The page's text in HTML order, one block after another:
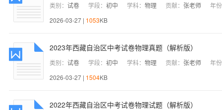
类别： 试卷 学段： 初中 学科： 物理 贡献： 张老师
年
2026-03-27 | 1053KB
2023年西藏自治区中考试卷物理真题（解析版）
类别： 试卷 学段： 初中 学科： 物理 贡献： 张老师
年
2026-03-27 | 1504KB
2022年西藏自治区中考试卷物理试题（解析版）